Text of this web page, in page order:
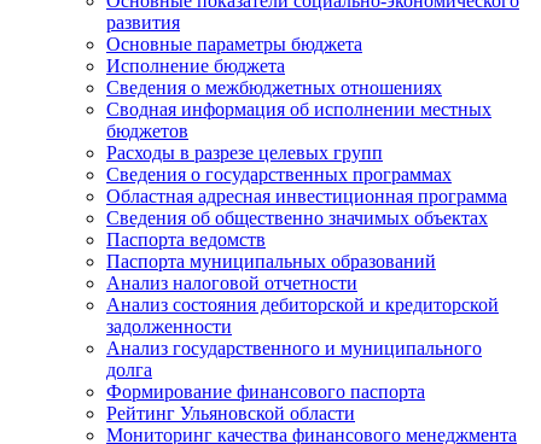
развития
Основные параметры бюджета
Исполнение бюджета
Сведения о межбюджетных отношениях
Сводная информация об исполнении местных
бюджетов
Расходы в разрезе целевых групп
Сведения о государственных программах
Областная адресная инвестиционная программа
Сведения об общественно значимых объектах
Паспорта ведомств
Паспорта муниципальных образований
Анализ налоговой отчетности
Анализ состояния дебиторской и кредиторской
задолженности
Анализ государственного и муниципального
долга
Формирование финансового паспорта
Рейтинг Ульяновской области
Мониторинг качества финансового менеджмента